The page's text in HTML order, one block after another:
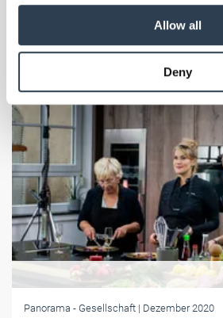
provided to them or that they’ve
Weitere Informationen:Impressum
Allow all
Deny
Panorama - Gesellschaft | Dezember 2020